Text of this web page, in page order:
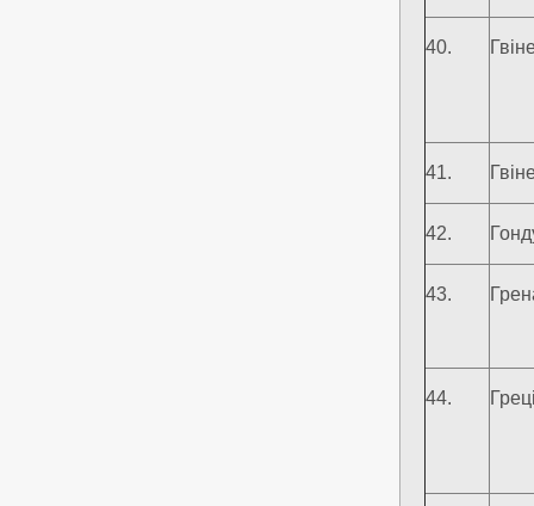
40.
41.
42.
43.
44.